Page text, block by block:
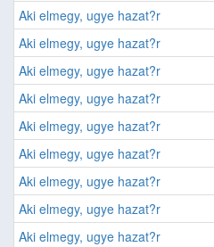
Aki elmegy, ugye hazat?r
Aki elmegy, ugye hazat?r
Aki elmegy, ugye hazat?r
Aki elmegy, ugye hazat?r
Aki elmegy, ugye hazat?r
Aki elmegy, ugye hazat?r
Aki elmegy, ugye hazat?r
Aki elmegy, ugye hazat?r
Aki elmegy, ugye hazat?r